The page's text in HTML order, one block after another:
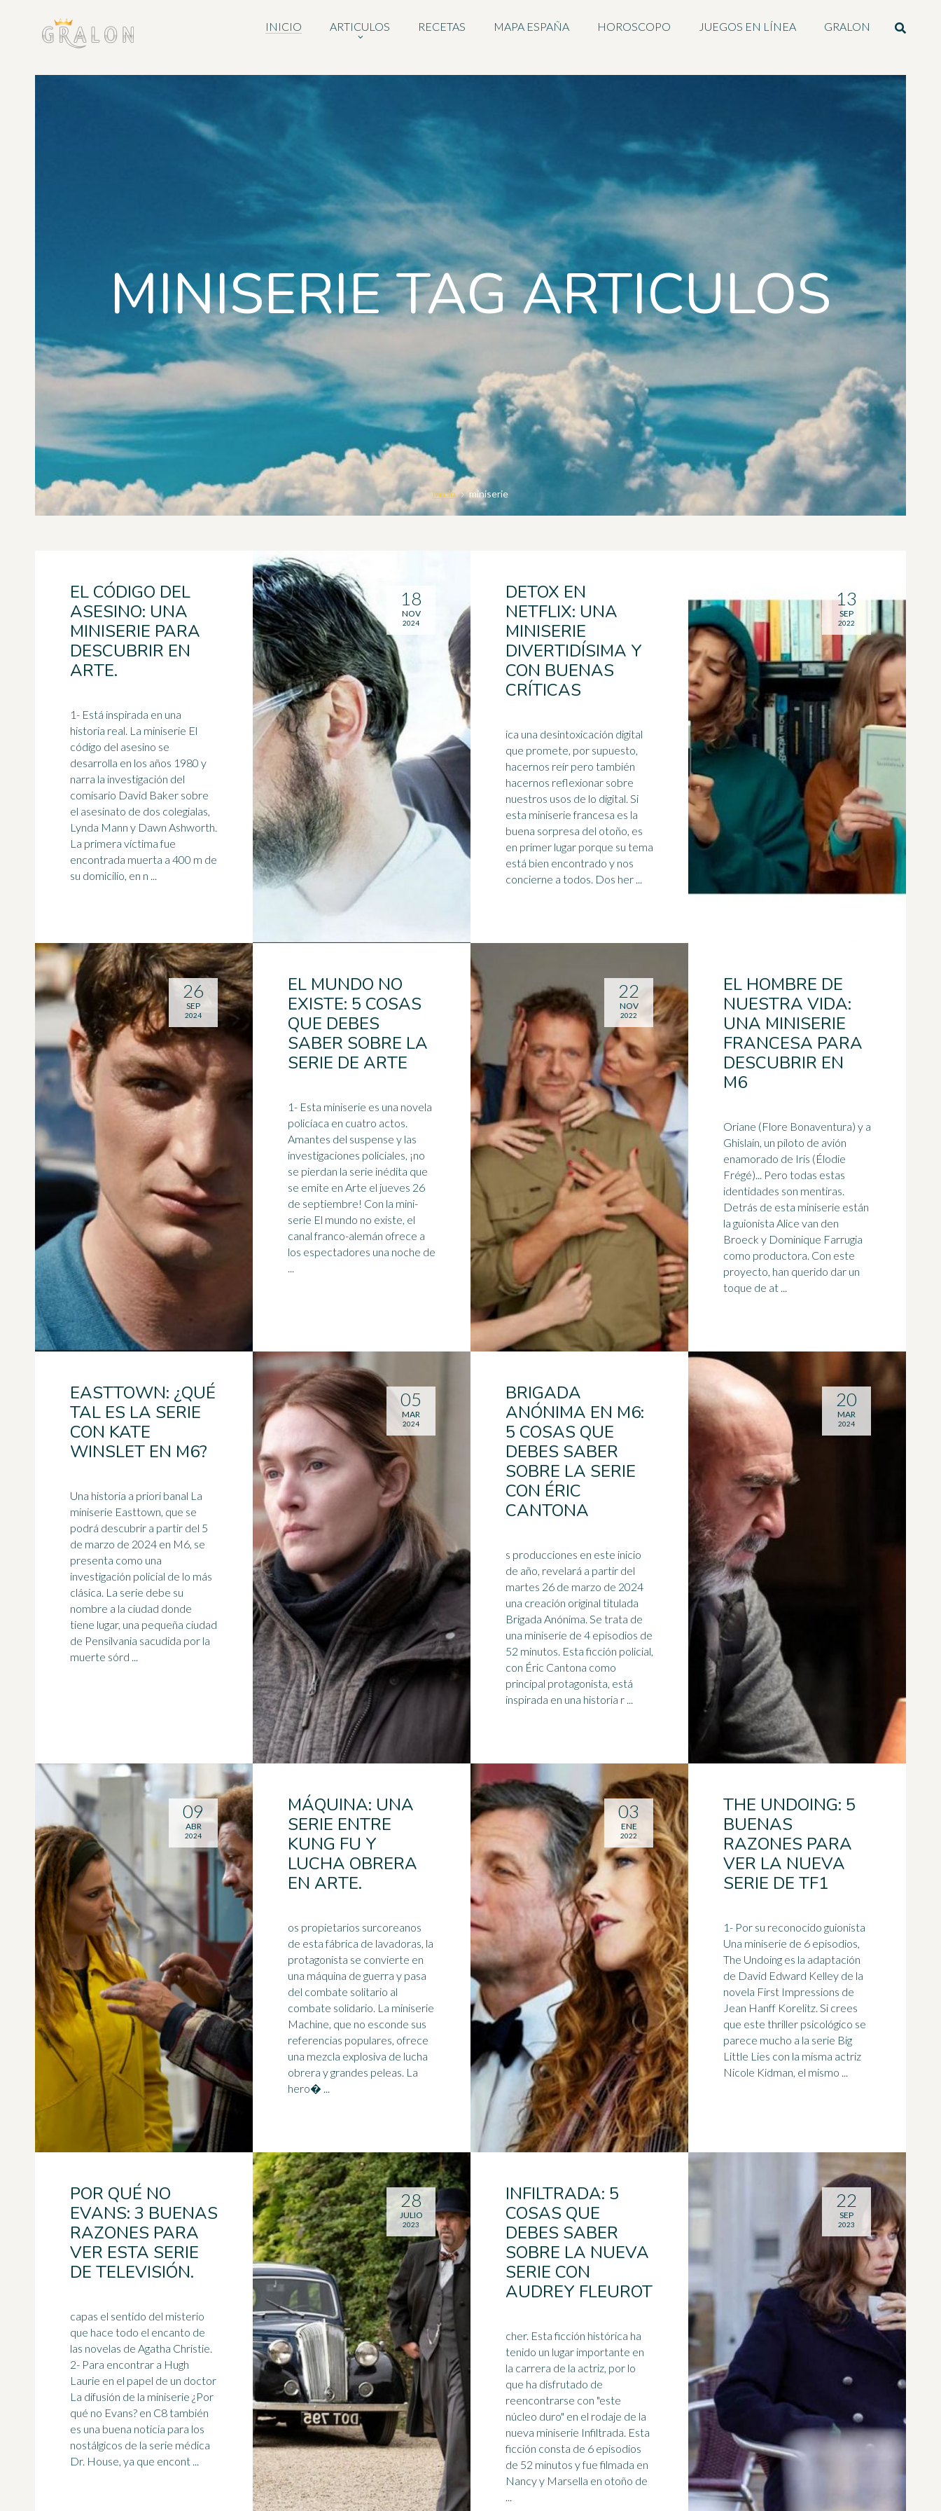
INICIO ARTICULOS RECETAS MAPA ESPAÑA HOROSCOPO JUEGOS EN LÍNEA GRALON
MINISERIE TAG ARTICULOS
Inicio miniserie
EL CÓDIGO DEL
ASESINO: UNA
MINISERIE PARA
DESCUBRIR EN
ARTE.
1- Está inspirada en una
historia real. La miniserie El
código del asesino se
desarrolla en los años 1980 y
narra la investigación del
comisario David Baker sobre
el asesinato de dos colegialas,
Lynda Mann y Dawn Ashworth.
La primera víctima fue
encontrada muerta a 400 m de
su domicilio, en n ...
18
NOV
2024
DETOX EN
NETFLIX: UNA
MINISERIE
DIVERTIDÍSIMA Y
CON BUENAS
CRÍTICAS
ica una desintoxicación digital
que promete, por supuesto,
hacernos reír pero también
hacernos reflexionar sobre
nuestros usos de lo digital. Si
esta miniseriefrancesa es la
buena sorpresa del otoño, es
en primer lugar porque su tema
está bien encontrado y nos
concierne a todos. Dos her ...
13
SEP
2022
EL MUNDO NO
EXISTE: 5 COSAS
QUE DEBES
SABER SOBRE LA
SERIE DE ARTE
1- Esta miniserie es una novela
policíaca en cuatro actos.
Amantes del suspense y las
investigaciones policiales, ¡no
se pierdan la serie inédita que
se emite en Arte el jueves 26
de septiembre! Con la mini-
serie El mundo no existe, el
canal franco-alemán ofrece a
los espectadores una noche de
...
26
SEP
2024
EL HOMBRE DE
NUESTRA VIDA:
UNA MINISERIE
FRANCESA PARA
DESCUBRIR EN
M6
Oriane (Flore Bonaventura) y a
Ghislain, un piloto de avión
enamorado de Iris (Élodie
Frégé)... Pero todas estas
identidades son mentiras.
Detrás de esta miniserie están
la guionista Alice van den
Broeck y Dominique Farrugia
como productora. Con este
proyecto, han querido dar un
toque de at ...
22
NOV
2022
EASTTOWN: ¿QUÉ
TAL ES LA SERIE
CON KATE
WINSLET EN M6?
Una historia a priori banal La
miniserie Easttown, que se
podrá descubrir a partir del 5
de marzo de 2024 en M6, se
presenta como una
investigación policial de lo más
clásica. La serie debe su
nombre a la ciudad donde
tiene lugar, una pequeña ciudad
de Pensilvania sacudida por la
muerte sórd ...
05
MAR
2024
BRIGADA
ANÓNIMA EN M6:
5 COSAS QUE
DEBES SABER
SOBRE LA SERIE
CON ÉRIC
CANTONA
s producciones en este inicio
de año, revelará a partir del
martes 26 de marzo de 2024
una creación original titulada
Brigada Anónima. Se trata de
una miniserie de 4 episodios de
52 minutos. Esta ficción policial,
con Éric Cantona como
principal protagonista, está
inspirada en una historia r ...
20
MAR
2024
MÁQUINA: UNA
SERIE ENTRE
KUNG FU Y
LUCHA OBRERA
EN ARTE.
os propietarios surcoreanos
de esta fábrica de lavadoras, la
protagonista se convierte en
una máquina de guerra y pasa
del combate solitario al
combate solidario. La miniserie
Machine, que no esconde sus
referencias populares, ofrece
una mezcla explosiva de lucha
obrera y grandes peleas. La
hero� ...
09
ABR
2024
THE UNDOING: 5
BUENAS
RAZONES PARA
VER LA NUEVA
SERIE DE TF1
1- Por su reconocido guionista
Una miniserie de 6 episodios,
The Undoing es la adaptación
de David Edward Kelley de la
novela First Impressions de
Jean Hanff Korelitz. Si crees
que este thriller psicológico se
parece mucho a la serie Big
Little Lies con la misma actriz
Nicole Kidman, el mismo ...
03
ENE
2022
POR QUÉ NO
EVANS: 3 BUENAS
RAZONES PARA
VER ESTA SERIE
DE TELEVISIÓN.
capas el sentido del misterio
que hace todo el encanto de
las novelas de Agatha Christie.
2- Para encontrar a Hugh
Laurie en el papel de un doctor
La difusión de la miniserie ¿Por
qué no Evans? en C8 también
es una buena noticia para los
nostálgicos de la serie médica
Dr. House, ya que encont ...
28
JULIO
2023
INFILTRADA: 5
COSAS QUE
DEBES SABER
SOBRE LA NUEVA
SERIE CON
AUDREY FLEUROT
cher. Esta ficción histórica ha
tenido un lugar importante en
la carrera de la actriz, por lo
que ha disfrutado de
reencontrarse con "este
núcleo duro" en el rodaje de la
nueva miniserie Infiltrada. Esta
ficción consta de 6 episodios
de 52 minutos y fue filmada en
Nancy y Marsella en otoño de
...
22
SEP
2023